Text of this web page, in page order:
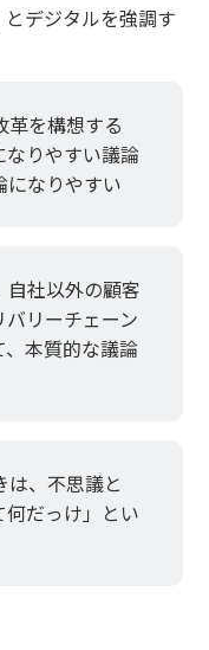
デジタルを強調す
革を構想する
なりやすい議論
になりやすい
自社以外の顧客
リーチェーン
本質的な議論
は、不思議と
何だっけ」とい